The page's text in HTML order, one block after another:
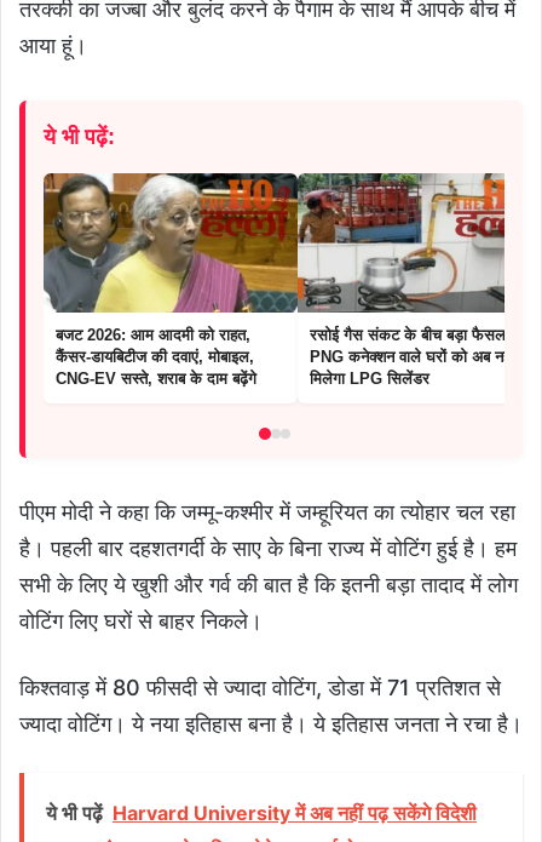
तरक्की का जज्बा और बुलंद करने के पैगाम के साथ मैं आपके बीच में
आया हूं।
ये भी पढ़ें:
बजट 2026: आम आदमी को राहत,
कैंसर-डायबिटीज की दवाएं, मोबाइल,
CNG-EV सस्ते, शराब के दाम बढ़ेंगे
रसोई गैस संकट के बीच बड़ा फैसला :
PNG कनेक्शन वाले घरों को अब नहीं
मिलेगा LPG सिलेंडर
पीएम मोदी ने कहा कि जम्मू-कश्मीर में जम्हूरियत का त्योहार चल रहा
है। पहली बार दहशतगर्दी के साए के बिना राज्य में वोटिंग हुई है। हम
सभी के लिए ये खुशी और गर्व की बात है कि इतनी बड़ा तादाद में लोग
वोटिंग लिए घरों से बाहर निकले।
किश्तवाड़ में 80 फीसदी से ज्यादा वोटिंग, डोडा में 71 प्रतिशत से
ज्यादा वोटिंग। ये नया इतिहास बना है। ये इतिहास जनता ने रचा है।
ये भी पढ़ें Harvard University में अब नहीं पढ़ सकेंगे विदेशी